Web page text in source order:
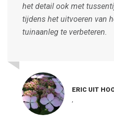
het detail ook met
tijdens het uitvoeren van
tuinaanleg te verbeteren.
ERIC UIT